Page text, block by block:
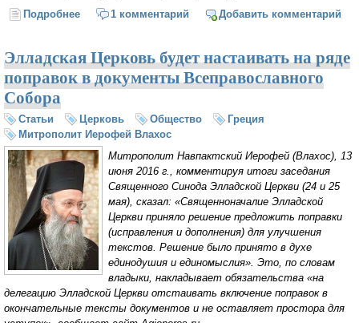
Подробнее о Гром среди ясного неба (Архим. Симеон (Гагатик)
1 комментарий Добавить комментарий
Элладская Церковь будет настаивать на ряде
поправок в документы Всеправославного
Собора
Статьи Церковь Общество
Греция
Митрополит Иерофей Влахос
Митрополит Навпактский Иерофей (Влахос), 13
июня 2016 г., комментируя итоги заседания
Священного Синода Элладской Церкви (24 и 25
мая), сказал: «Священноначалие Элладской
Церкви приняло решение предложить поправки
(исправления и дополнения) для улучшения
текстов. Решение было принято в духе
единодушия и единомыслия». Это, по словам
владыки, накладывает обязательства «на
делегацию Элладской Церкви отстаивать включение поправок в
окончательные тексты документов и не оставляет простора для